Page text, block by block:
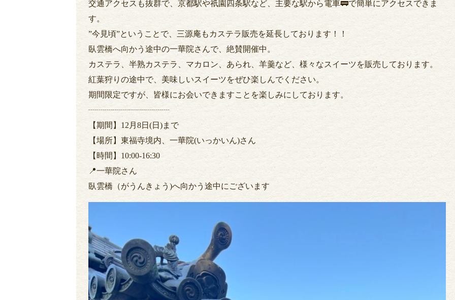
交通アクセスも抜群で、京都駅や祇園四条駅など、主要な駅から電車🚃で簡単にアクセスできま
す。
”今見頃”ということで、三源庵もカステラ販売を延長しております！！
臥雲橋へ向かう途中の一華院さんで、絶賛開催中。
カステラ、半熟カステラ、マカロン、あられ、羊羹など、様々なスイーツを販売しております。
紅葉狩りの途中で、美味しいスイーツをぜひ楽しんでください。
期間限定ですが、皆様にお会いできますことを楽しみにしております。
┈┈┈┈┈┈┈┈┈┈
【期間】12月8日(日)まで
【場所】東福寺境内、一華院(いっかいん)さん
【時間】10:00-16:30
📍一華院さん
臥雲橋（がうんきょう)へ向かう途中にございます